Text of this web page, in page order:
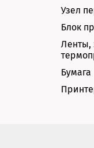
Узел
Блок
Ленты,
Бумага